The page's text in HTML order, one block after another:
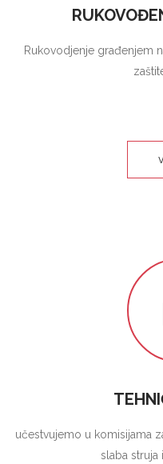
Rukovodjenje građenjem
učestvujemo u komisijama
slaba struja